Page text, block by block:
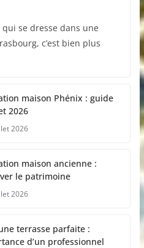
se dresse dans une
c’est bien plus
maison Phénix : guide
2026
2026
maison ancienne :
le patrimoine
2026
terrasse parfaite :
d’un professionnel